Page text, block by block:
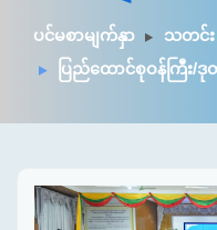
ပင်မစာမျက်နှာ
သတင်း
ပြည်ထောင်စုဝန်ကြီး/